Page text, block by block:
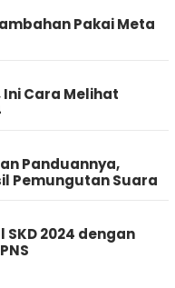
Pakai Meta
Ini Cara Melihat
Panduannya,
Pemungutan Suara
2024 dengan